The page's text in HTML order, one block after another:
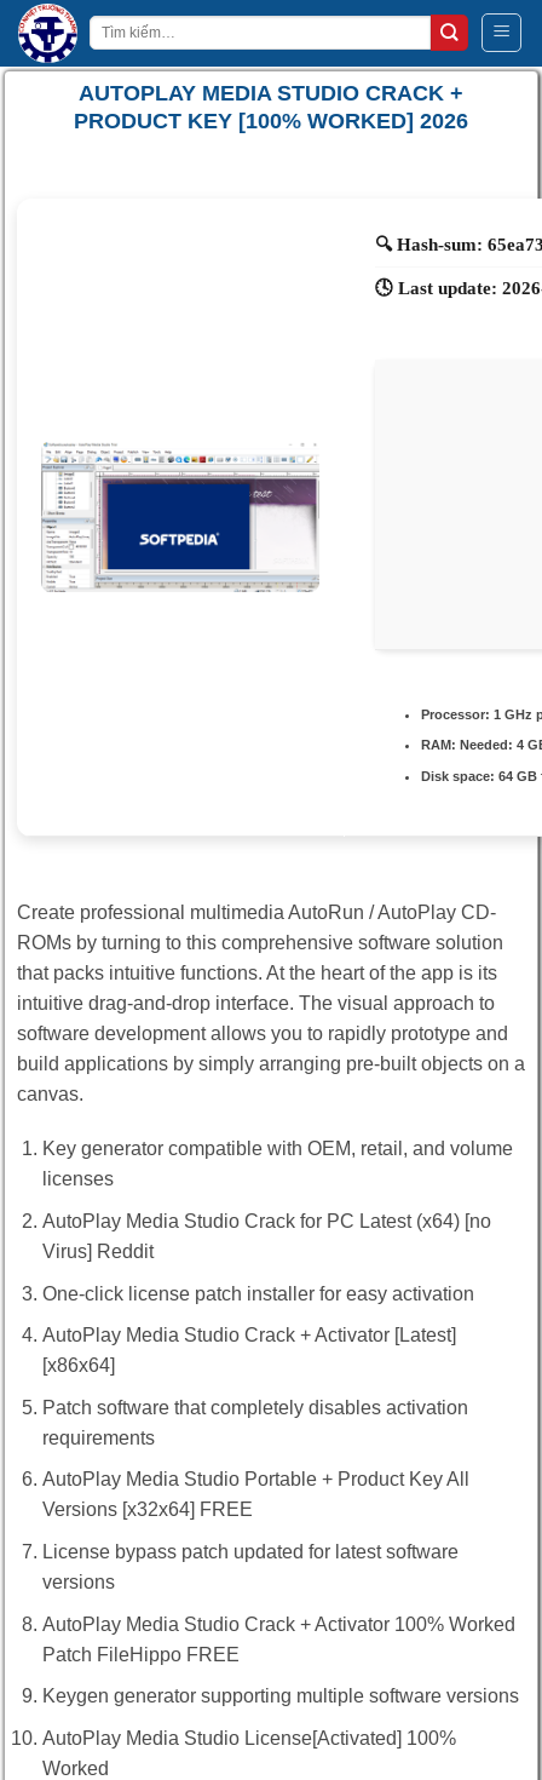
Bỏ
qua
nội
Tìm
kiếm:
AUTOPLAY MEDIA STUDIO CRACK +
PRODUCT KEY [100% WORKED] 2026
🔍 Hash-sum:
🕓 Last update:
Processor: 1 GHz
RAM: Needed: 4
Disk space: 64
Create professional multimedia AutoRun / AutoPlay CD-
ROMs by turning to this comprehensive software solution
that packs intuitive functions. At the heart of the app is its
intuitive drag-and-drop interface. The visual approach to
software development allows you to rapidly prototype and
build applications by simply arranging pre-built objects on a
canvas.
Key generator compatible with OEM, retail, and volume
licenses
AutoPlay Media Studio Crack for PC Latest (x64) [no
Virus] Reddit
One-click license patch installer for easy activation
AutoPlay Media Studio Crack + Activator [Latest]
[x86x64]
Patch software that completely disables activation
requirements
AutoPlay Media Studio Portable + Product Key All
Versions [x32x64] FREE
License bypass patch updated for latest software
versions
AutoPlay Media Studio Crack + Activator 100% Worked
Patch FileHippo FREE
Keygen generator supporting multiple software versions
AutoPlay Media Studio License[Activated] 100%
Worked